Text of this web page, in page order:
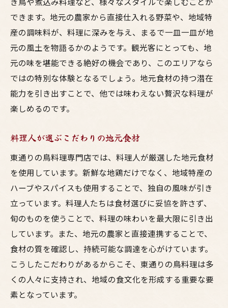
できます。地元の農家から直接仕入れる野菜や、地域特
産の調味料が、料理に深みを与え、まるで一皿一皿が地
元の風土を物語るかのようです。観光客にとっても、地
元の味を堪能できる絶好の機会であり、このエリアなら
ではの特別な体験となるでしょう。地元食材の持つ潜在
能力を引き出すことで、他では味わえない贅沢な料理が
楽しめるのです。
料理人が選ぶこだわりの地元食材
東通りの鳥料理専門店では、料理人が厳選した地元食材
を使用しています。新鮮な地鶏だけでなく、地域特産の
ハーブやスパイスも使用することで、独自の風味が引き
立っています。料理人たちは食材選びに妥協を許さず、
旬のものを使うことで、料理の味わいを最大限に引き出
しています。また、地元の農家と直接連携することで、
食材の質を確認し、持続可能な調達を心がけています。
こうしたこだわりがあるからこそ、東通りの鳥料理は多
くの人々に支持され、地域の食文化を形成する重要な要
素となっています。